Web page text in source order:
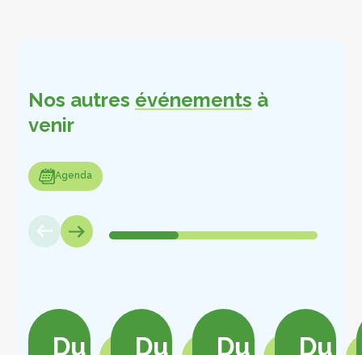
Nos autres événements à
venir
Agenda
Du
Du
Du
Du